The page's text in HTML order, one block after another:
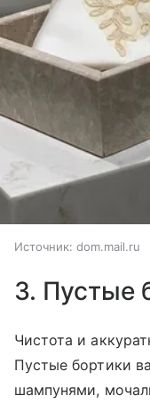
Источник: dom.mail.ru
3. Пустые
Чистота и
Пустые бортики
шампунями,